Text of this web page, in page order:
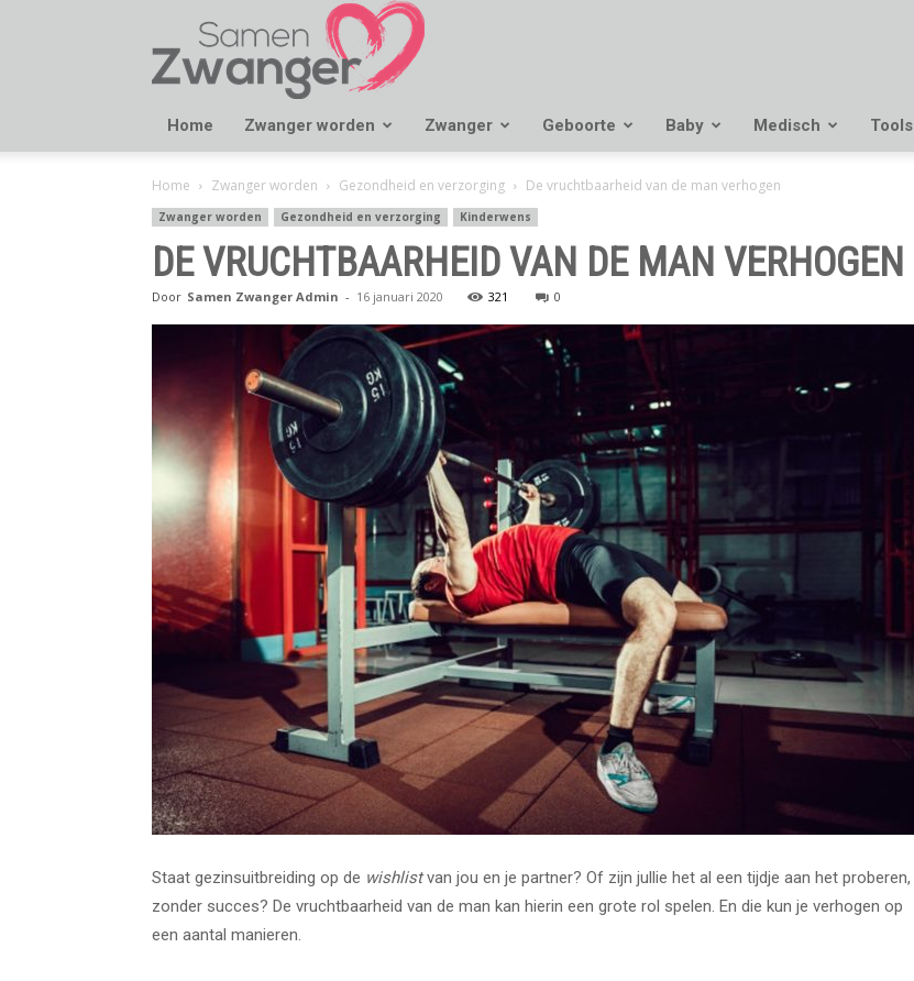
Samen
Zwanger
Home Zwanger worden Zwanger Geboorte Baby Medisch Tools
Home Zwanger worden Gezondheid en verzorging De vruchtbaarheid van de man verhogen
Zwanger worden Gezondheid en verzorging Kinderwens
DE VRUCHTBAARHEID VAN DE MAN VERHOGEN
Door Samen Zwanger Admin - 16 januari 2020 321 0
Staat gezinsuitbreiding op de wishlistvan jou en je partner? Of zijn jullie het al een tijdje aan het proberen,
zonder succes? De vruchtbaarheid van de man kan hierin een grote rol spelen. En die kun je verhogen op
een aantal manieren.